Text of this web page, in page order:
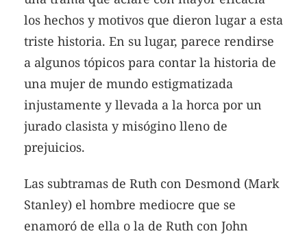
los hechos y motivos que dieron lugar a esta
triste historia. En su lugar, parece rendirse
a algunos tópicos para contar la historia de
una mujer de mundo estigmatizada
injustamente y llevada a la horca por un
jurado clasista y misógino lleno de
prejuicios.
Las subtramas de Ruth con Desmond (Mark
Stanley) el hombre mediocre que se
enamoró de ella o la de Ruth con John